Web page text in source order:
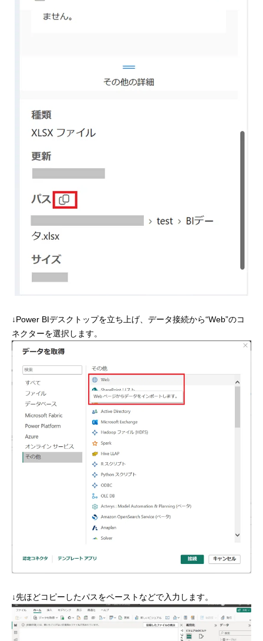
↓Power BIデスクトップを立ち上げ、データ接続から“Web”のコ
ネクターを選択します。
↓先ほどコピーしたパスをペーストなどで入力します。